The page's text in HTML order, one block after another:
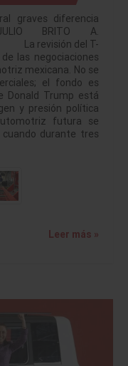
graves diferencia
BRITO A.
del T-
las negociaciones
mexicana. No se
el fondo es
Donald Trump está
y presión política
futura se
durante tres
Leer más »